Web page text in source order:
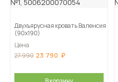
Двухъярусная кровать Валенсия
(90х190)
Цена
27 990 23 790